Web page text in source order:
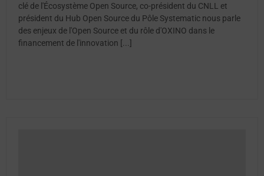
clé de l'Écosystème Open Source, co-président du CNLL et
président du Hub Open Source du Pôle Systematic nous parle
des enjeux de l'Open Source et du rôle d'OXINO dans le
financement de l'innovation [...]